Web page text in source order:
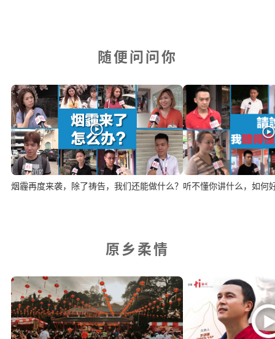
随便问问你
烟霾再度来袭，除了祷告，我们还能做什么？ 听不懂你讲什么，如何
原乡柔情